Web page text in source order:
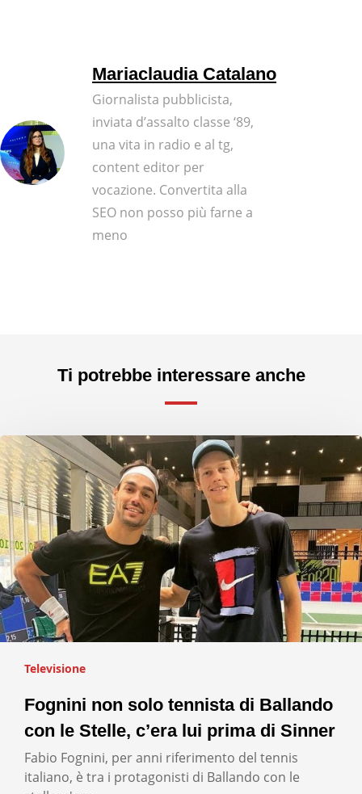
Mariaclaudia Catalano
Giornalista pubblicista,
inviata d’assalto classe ‘89,
una vita in radio e al tg,
content editor per
vocazione. Convertita alla
SEO non posso più farne a
meno
Ti potrebbe interessare anche
Televisione
Fognini non solo tennista di Ballando
con le Stelle, c’era lui prima di Sinner
Fabio Fognini, per anni riferimento del tennis
italiano, è tra i protagonisti di Ballando con le